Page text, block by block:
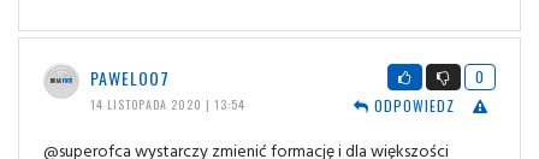
PAWELOO7
14 LISTOPADA 2020 | 13:54
0
ODPOWIEDZ
@superofca wystarczy zmienić formację i dla większości